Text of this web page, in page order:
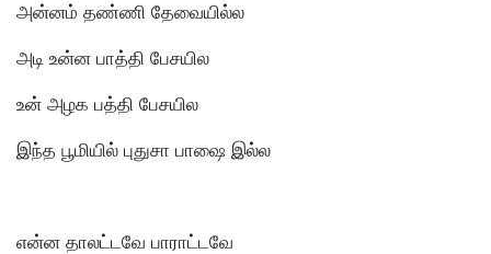
அன்னம் தண்ணி தேவையில்ல
அடி உன்ன பாத்தி பேசயில
உன் அழக பத்தி பேசயில
இந்த பூமியில் புதுசா பாஷை இல்ல
என்ன தாலட்டவே பாராட்டவே